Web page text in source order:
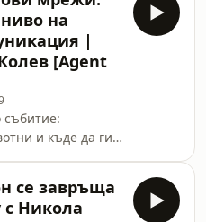
да
е
отрицателен –
теории
Има ги в
култура,
като
и атрактивна
обаче тази
на
|
[Agent
и къде да ги
software
се завръща
с Никола